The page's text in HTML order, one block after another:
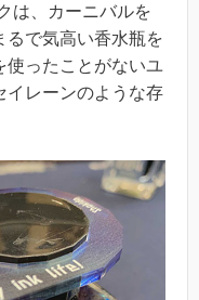
は、カーニバルを
るで気高い香水瓶を
使ったことがないユ
イレーンのような存